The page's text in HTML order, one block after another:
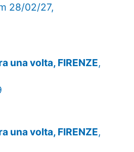
28/02/27,
una volta, FIRENZE,
una volta, FIRENZE,